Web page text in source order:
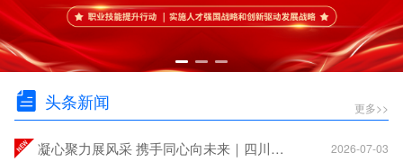
头条新闻 更多>>
凝心聚力展风采 携手同心向未来｜四川西部人力资源开发中心2026年度团建活动圆满举行 2026-07-03